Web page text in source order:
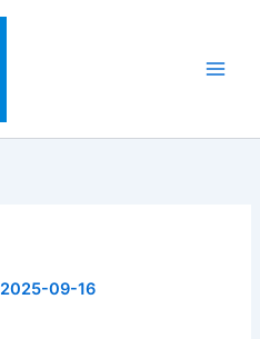
2025-09-16